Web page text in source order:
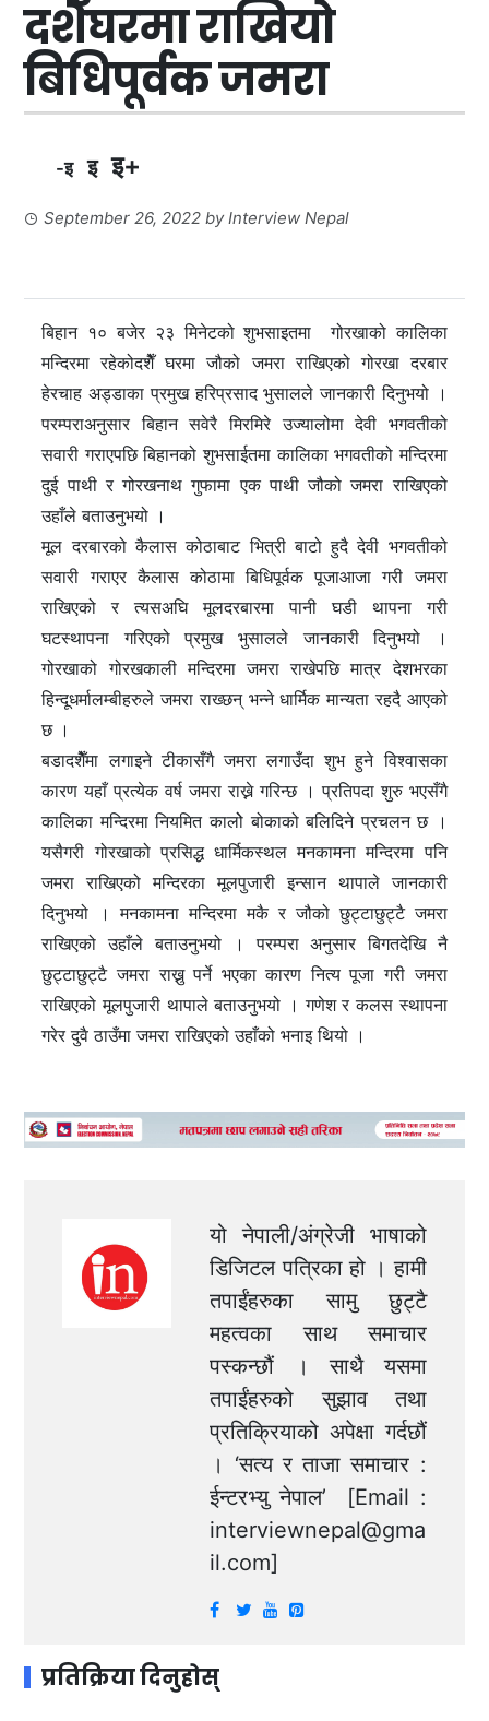
दशेैँघरमा राखियो
बिधिपूर्वक जमरा
-इ इ इ+
September 26, 2022 byInterview Nepal
बिहान १० बजेर २३ मिनेटको शुभसाइतमा गोरखाको कालिका
मन्दिरमा रहेकोदशेैँ घरमा जौको जमरा राखिएको गोरखा दरबार
हेरचाह अड्डाका प्रमुख हरिप्रसाद भुसालले जानकारी दिनुभयो ।
परम्पराअनुसार बिहान सवेरै मिरमिरे उज्यालोमा देवी भगवतीको
सवारी गराएपछि बिहानको शुभसाईतमा कालिका भगवतीको मन्दिरमा
दुई पाथी र गोरखनाथ गुफामा एक पाथी जौको जमरा राखिएको
उहाँले बताउनुभयो ।
मूल दरबारको कैलास कोठाबाट भित्री बाटो हुदै देवी भगवतीको
सवारी गराएर कैलास कोठामा बिधिपूर्वक पूजाआजा गरी जमरा
राखिएको र त्यसअघि मूलदरबारमा पानी घडी थापना गरी
घटस्थापना गरिएको प्रमुख भुसालले जानकारी दिनुभयो ।
गोरखाको गोरखकाली मन्दिरमा जमरा राखेपछि मात्र देशभरका
हिन्दूधर्मालम्बीहरुले जमरा राख्छन् भन्ने धार्मिक मान्यता रहदै आएको
छ ।
बडादशेैँमा लगाइने टीकासँगै जमरा लगाउँदा शुभ हुने विश्वासका
कारण यहाँ प्रत्येक वर्ष जमरा राख्ने गरिन्छ । प्रतिपदा शुरु भएसँगै
कालिका मन्दिरमा नियमित कालोे बोकाको बलिदिने प्रचलन छ ।
यसैगरी गोरखाको प्रसिद्ध धार्मिकस्थल मनकामना मन्दिरमा पनि
जमरा राखिएको मन्दिरका मूलपुजारी इन्सान थापाले जानकारी
दिनुभयो । मनकामना मन्दिरमा मकै र जौको छुट्टाछुट्टै जमरा
राखिएको उहाँले बताउनुभयो । परम्परा अनुसार बिगतदेखि नै
छुट्टाछुट्टै जमरा राख्नु पर्ने भएका कारण नित्य पूजा गरी जमरा
राखिएको मूलपुजारी थापाले बताउनुभयो । गणेश र कलस स्थापना
गरेर दुवै ठाउँमा जमरा राखिएको उहाँको भनाइ थियो ।
यो नेपाली/अंग्रेजी भाषाको
डिजिटल पत्रिका हो । हामी
तपाईंहरुका सामु छुट्टै
महत्वका साथ समाचार
पस्कन्छौं । साथै यसमा
तपाईंहरुको सुझाव तथा
प्रतिक्रियाको अपेक्षा गर्दछौं
। ‘सत्य र ताजा समाचार :
ईन्टरभ्यु नेपाल’ [Email :
interviewnepal@gma
il.com]
प्रतिक्रिया दिनुहोस्